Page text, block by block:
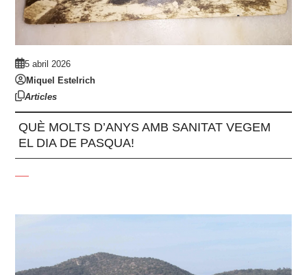
5 abril 2026
Miquel Estelrich
Articles
QUÈ MOLTS D’ANYS AMB SANITAT VEGEM
EL DIA DE PASQUA!